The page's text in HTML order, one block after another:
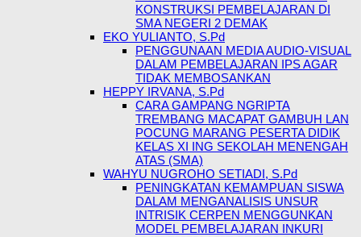
KONSTRUKSI PEMBELAJARAN DI
SMA NEGERI 2 DEMAK
EKO YULIANTO, S.Pd
PENGGUNAAN MEDIA AUDIO-VISUAL
DALAM PEMBELAJARAN IPS AGAR
TIDAK MEMBOSANKAN
HEPPY IRVANA, S.Pd
CARA GAMPANG NGRIPTA
TREMBANG MACAPAT GAMBUH LAN
POCUNG MARANG PESERTA DIDIK
KELAS XI ING SEKOLAH MENENGAH
ATAS (SMA)
WAHYU NUGROHO SETIADI, S.Pd
PENINGKATAN KEMAMPUAN SISWA
DALAM MENGANALISIS UNSUR
INTRISIK CERPEN MENGGUNKAN
MODEL PEMBELAJARAN INKURI